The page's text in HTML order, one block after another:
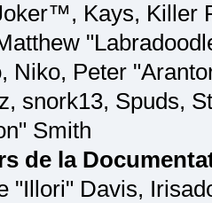
Kays, Killer
Niko, Peter
snork13, Spuds,
Smith
de la
"Illori" Davis,